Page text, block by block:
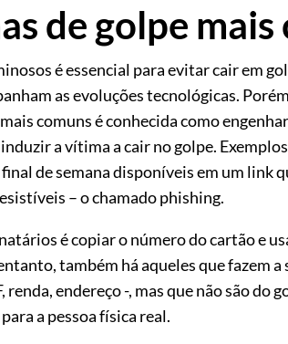
de golpe mais
é essencial para evitar cair em
as evoluções tecnológicas.
comuns é conhecida como
a vítima a cair no golpe.
de semana disponíveis em um link
– o chamado phishing.
é copiar o número do cartão e
também há aqueles que fazem
renda, endereço -, mas que não são
para a pessoa física real.